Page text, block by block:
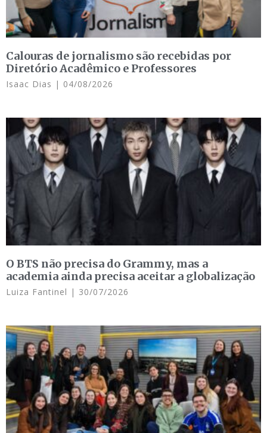
Calouras de jornalismo são recebidas por
Diretório Acadêmico e Professores
Isaac Dias 04/08/2026
O BTS não precisa do Grammy, mas a
academia ainda precisa aceitar a globalização
Luiza Fantinel 30/07/2026